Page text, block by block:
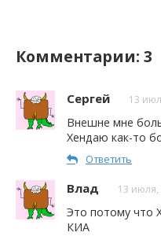
Комментарии: 3
Сергей 13
Внешне мне
Хендаю как-то
Ответить
Влад 13 июля,
Это потому что
КИА